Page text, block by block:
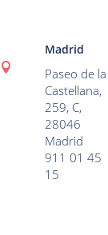

Madrid
Paseo de la
Castellana,
259, C,
28046
Madrid
911 01 45
15